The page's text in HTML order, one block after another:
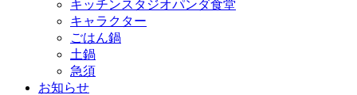
キッチンスタジオパンダ食堂
キャラクター
ごはん鍋
土鍋
急須
お知らせ